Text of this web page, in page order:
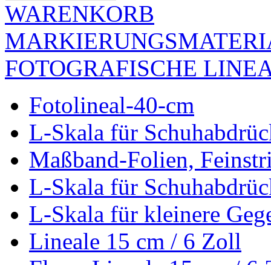
WARENKORB
FOTOGRAFISCHE
Fotolineal-40-cm
L-Skala für
Maßband-Folien,
L-Skala für
L-Skala für kleinere
Lineale 15 cm / 6 Zoll